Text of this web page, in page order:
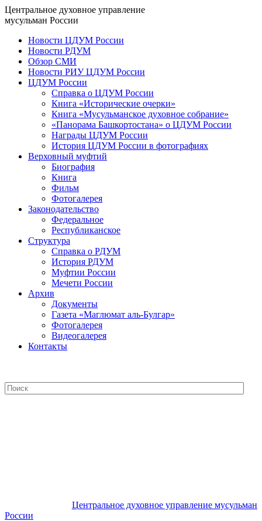
Центральное духовное управление
мусульман России
Новости ЦДУМ России
Новости РДУМ
Обзор СМИ
Новости РИУ ЦДУМ России
ЦДУМ России
Справка о ЦДУМ России
Книга «Исторические очерки»
Книга «Мусульманское духовное собрание»
«Панорама Башкортостана» о ЦДУМ России
Награды ЦДУМ России
История ЦДУМ России в фотографиях
Верховный муфтий
Биография
Книга
Фильм
Фотогалерея
Законодательство
Федеральное
Республиканское
Структура
Справка о РДУМ
История РДУМ
Муфтии России
Мечети России
Архив
Документы
Газета «Маглюмат аль-Булгар»
Фотогалерея
Видеогалерея
Контакты
Центральное духовное управление мусульман
России